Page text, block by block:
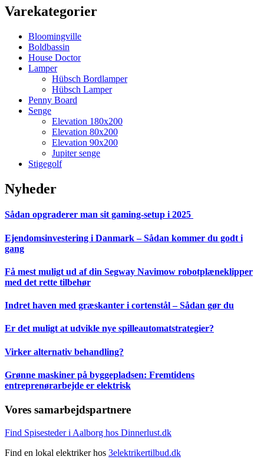
Varekategorier
Bloomingville
Boldbassin
House Doctor
Lamper
Hübsch Bordlamper
Hübsch Lamper
Penny Board
Senge
Elevation 180x200
Elevation 80x200
Elevation 90x200
Jupiter senge
Stigegolf
Nyheder
Sådan opgraderer man sit gaming-setup i 2025
Ejendomsinvestering i Danmark – Sådan kommer du godt i
gang
Få mest muligt ud af din Segway Navimow robotplæneklipper
med det rette tilbehør
Indret haven med græskanter i cortenstål – Sådan gør du
Er det muligt at udvikle nye spilleautomatstrategier?
Virker alternativ behandling?
Grønne maskiner på byggepladsen: Fremtidens
entreprenørarbejde er elektrisk
Vores samarbejdspartnere
Find Spisesteder i Aalborg hos Dinnerlust.dk
Find en lokal elektriker hos 3elektrikertilbud.dk